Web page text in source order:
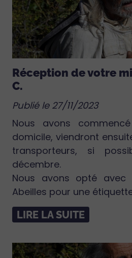
Réception de votre
C.
Publié le 27/11/2023
Nous avons
domicile, viendront
transporteurs, si
décembre.
Nous avons opté avec
Abeilles pour une
LIRE LA SUITE